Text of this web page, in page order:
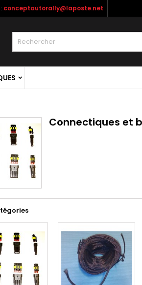
conceptautorally@laposte.net
Connectiques et